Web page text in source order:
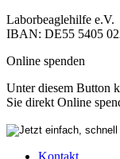
Laborbeaglehilfe e.V.
IBAN: DE55 5405
Online spenden
Unter diesem Button
Sie direkt Online
Kontakt